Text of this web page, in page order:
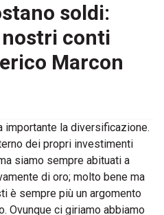
soldi:
nostri conti
Marcon
importante la diversificazione.
dei propri investimenti
siamo sempre abituati a
di oro; molto bene ma
è sempre più un argomento
Ovunque ci giriamo abbiamo